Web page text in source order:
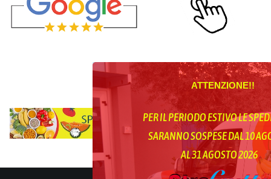
ATTENZIONE!!
PER IL PERIODO ESTIVO LE
SARANNO SOSPESE DAL 10
AL 31 AGOSTO 2026